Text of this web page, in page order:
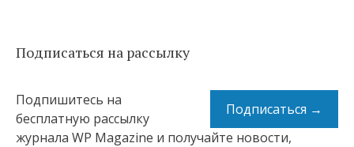
Подписаться на рассылку
Подписаться →
Подпишитесь на
бесплатную рассылку
журнала WP Magazine и получайте новости,